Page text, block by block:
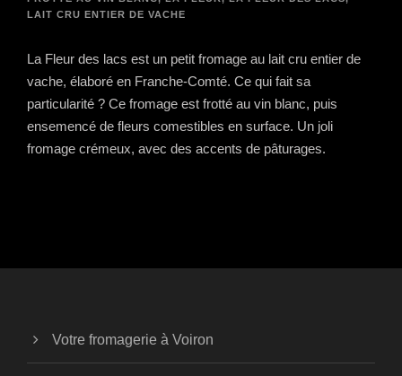
LAIT CRU ENTIER DE VACHE
La Fleur des lacs est un petit fromage au lait cru entier de
vache, élaboré en Franche-Comté. Ce qui fait sa
particularité ? Ce fromage est frotté au vin blanc, puis
ensemencé de fleurs comestibles en surface. Un joli
fromage crémeux, avec des accents de pâturages.
Votre fromagerie à Voiron